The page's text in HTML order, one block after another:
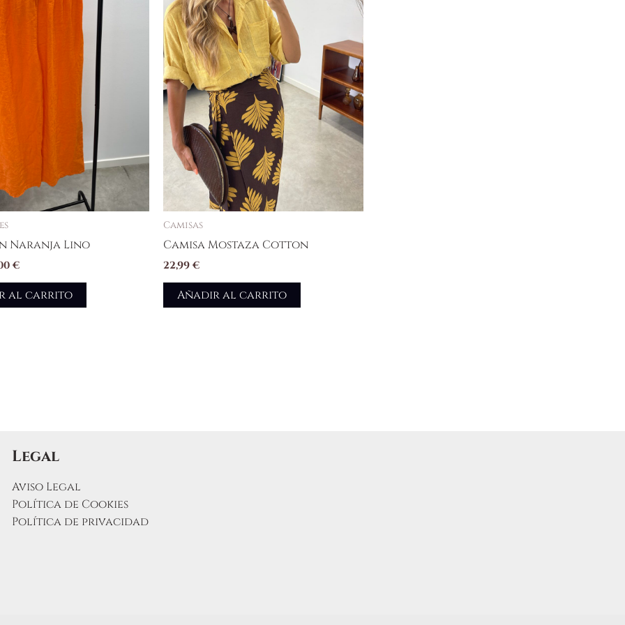
Naranja Lino
€
al carrito
Camisas
Camisa Mostaza Cotton
22,99€
Añadir al carrito
Legal
Aviso Legal
Política de Cookies
Política de privacidad